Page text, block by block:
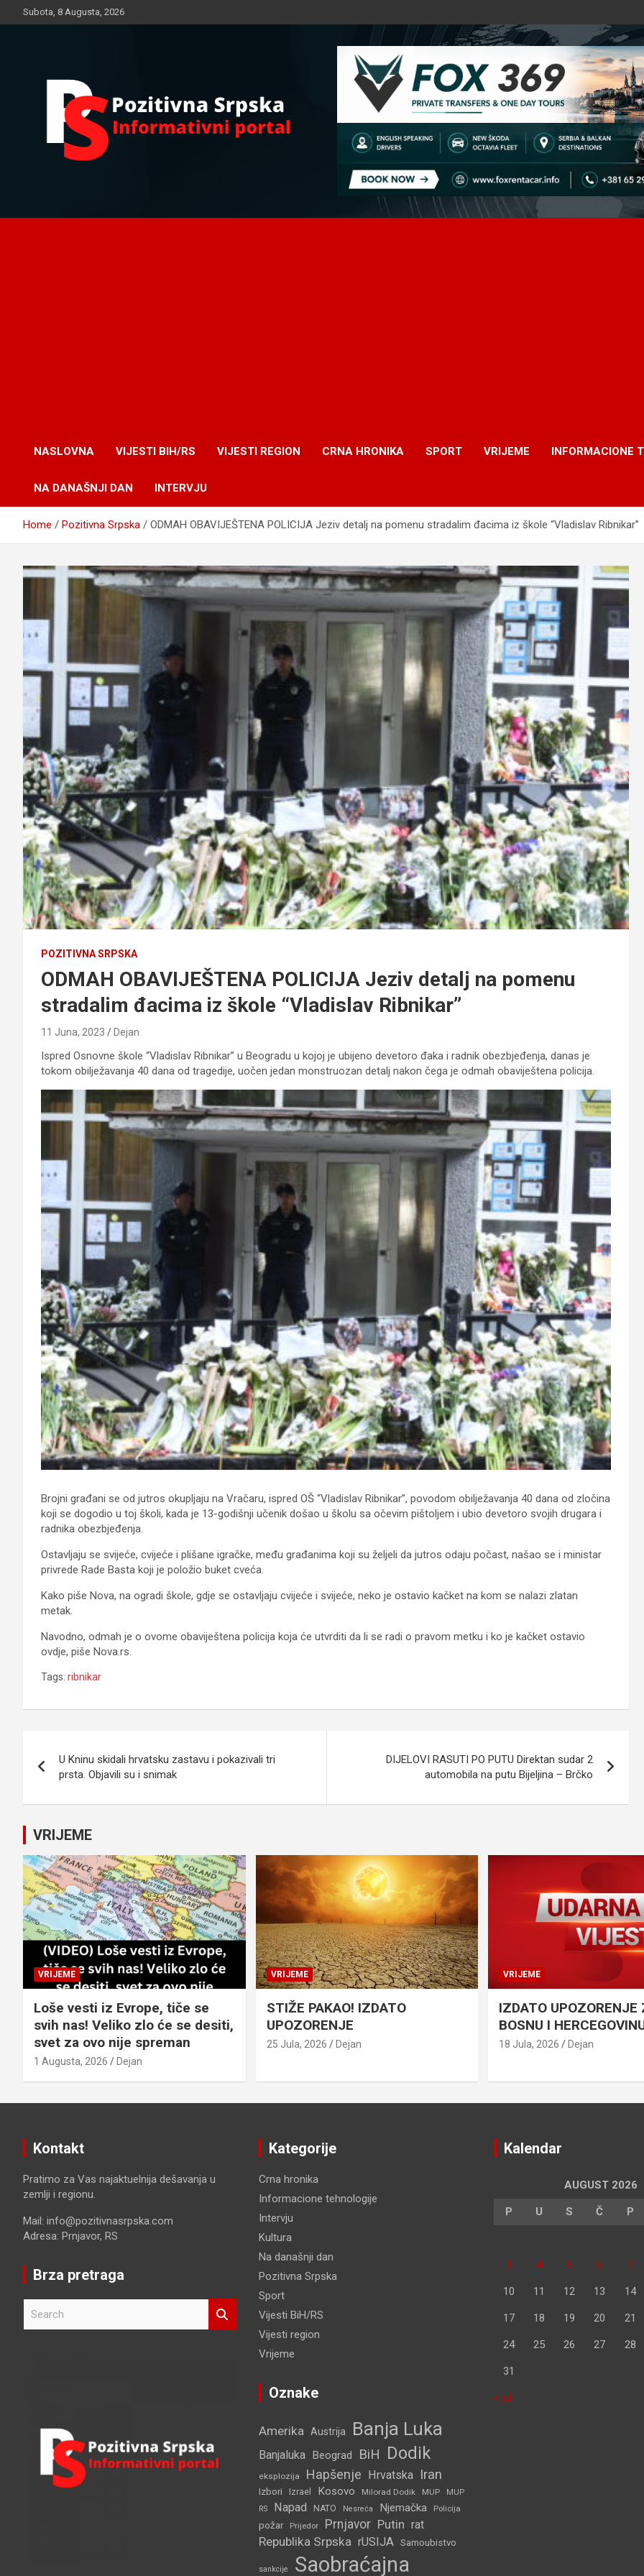
to
Subota, 8 Augusta, 2026
NASLOVNA VIJESTI BIH/RS VIJESTI REGION CRNA HRONIKA SPORT VRIJEME INFORMACIONE
NA DANAŠNJI DAN INTERVJU
Home Pozitivna Srpska ODMAH OBAVIJEŠTENA POLICIJA Jeziv detalj na pomenu stradalim đacima iz škole “Vladislav Ribnikar”
POZITIVNA SRPSKA
ODMAH OBAVIJEŠTENA POLICIJA Jeziv detalj na pomenu
stradalim đacima iz škole “Vladislav Ribnikar”
11 Juna, 2023 Dejan
Ispred Osnovne škole “Vladislav Ribnikar” u Beogradu u kojoj je ubijeno devetoro đaka i radnik obezbjeđenja, danas je
tokom obilježavanja 40 dana od tragedije, uočen jedan monstruozan detalj nakon čega je odmah obaviještena policija.
Brojni građani se od jutros okupljaju na Vračaru, ispred OŠ “Vladislav Ribnikar”, povodom obilježavanja 40 dana od zločina
koji se dogodio u toj školi, kada je 13-godišnji učenik došao u školu sa očevim pištoljem i ubio devetoro svojih drugara i
radnika obezbjeđenja.
Ostavljaju se svijeće, cvijeće i plišane igračke, među građanima koji su željeli da jutros odaju počast, našao se i ministar
privrede Rade Basta koji je položio buket cveća.
Kako piše Nova, na ogradi škole, gdje se ostavljaju cvijeće i svijeće, neko je ostavio kačket na kom se nalazi zlatan
metak.
Navodno, odmah je o ovome obaviještena policija koja će utvrditi da li se radi o pravom metku i ko je kačket ostavio
ovdje, piše Nova.rs.
Tags: ribnikar
članaka
U Kninu skidali hrvatsku zastavu i pokazivali tri
prsta. Objavili su i snimak
DIJELOVI RASUTI PO PUTU Direktan sudar 2
automobila na putu Bijeljina – Brčko
VRIJEME
VRIJEME
Loše vesti iz Evrope, tiče se
svih nas! Veliko zlo će se desiti,
svet za ovo nije spreman
1 Augusta, 2026 Dejan
VRIJEME
STIŽE PAKAO! IZDATO
UPOZORENJE
25 Jula, 2026 Dejan
VRIJEME
IZDATO UPOZORENJE
BOSNU I
18 Jula, 2026 Dejan
Kontakt
Pratimo za Vas najaktuelnija dešavanja u
zemlji i regionu.
Mail: info@pozitivnasrpska.com
Adresa: Prnjavor, RS
Brza pretraga
Kategorije
Crna hronika
Informacione tehnologije
Intervju
Kultura
Na današnji dan
Pozitivna Srpska
Sport
Vijesti BiH/RS
Vijesti region
Vrijeme
Oznake
Amerika Austrija Banja Luka
Banjaluka Beograd BiH Dodik
eksplozija Hapšenje Hrvatska Iran
Izbori Izrael Kosovo Milorad Dodik MUP
MUP
RS
Napad NATO Nesreća Njemačka Policija
požar Prijedor Prnjavor Putin rat
Republika Srpska rUSIJA Samoubistvo
sankcije Saobraćajna
Kalendar
AUGUST 2026
P U S Č P
3 4 5 6 7
10 11 12 13 14
17 18 19 20 21
24 25 26 27 28
31
« jul